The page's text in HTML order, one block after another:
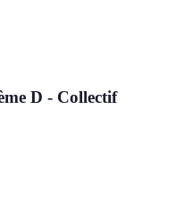
D - Collectif